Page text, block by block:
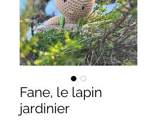
Fane, le lapin
jardinier